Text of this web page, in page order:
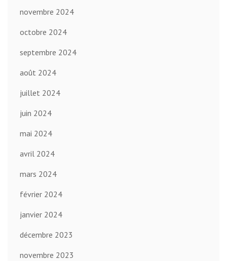
novembre 2024
octobre 2024
septembre 2024
août 2024
juillet 2024
juin 2024
mai 2024
avril 2024
mars 2024
février 2024
janvier 2024
décembre 2023
novembre 2023